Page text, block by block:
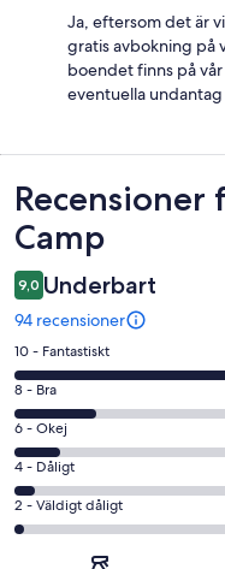
Ja, eftersom det är
gratis avbokning på
boendet finns på
eventuella undantag
Recensioner
Recensioner
Camp
9,0 Underbart
94 recensioner
10
-
Fantastiskt
i
betyg.
65
av
94
recensioner
10 - Fantastiskt
8
-
Bra
i
betyg.
15
av
8 - Bra
6
-
Okej
i
betyg.
6 - Okej
4
-
Dåligt
4 - Dåligt
2
-
2 - Väldigt dåligt